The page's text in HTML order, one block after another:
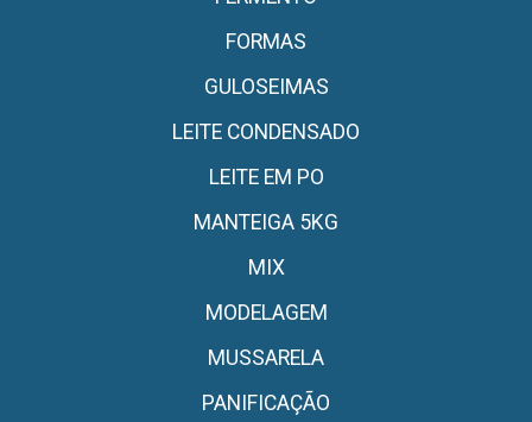
FORMAS
GULOSEIMAS
LEITE CONDENSADO
LEITE EM PO
MANTEIGA 5KG
MIX
MODELAGEM
MUSSARELA
PANIFICAÇÃO